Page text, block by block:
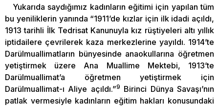
Yukarıda saydığımız kadınların eğitimi için yapılan tüm
bu yeniliklerin yanında “1911’de kızlar için ilk idadi açıldı,
1913 tarihli İlk Tedrisat Kanunuyla kız rüştiyeleri altı yıllık
iptidailere çevrilerek kaza merkezlerine yayıldı. 1914’te
Darülmuallimatların bünyesinde anaokullarına öğretmen
yetiştirmek üzere Ana Muallime Mektebi, 1913’te
Darülmuallimat’a öğretmen yetiştirmek için
Darülmuallimat-ı Aliye açıldı.”9 Birinci Dünya Savaşı’nın
patlak vermesiyle kadınların eğitim hakları konusundaki